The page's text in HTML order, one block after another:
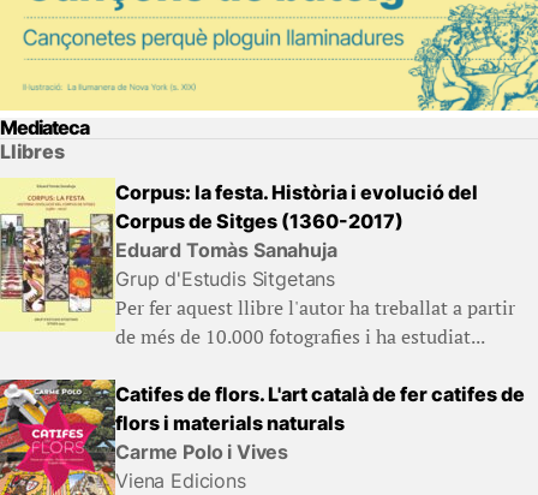
Mediateca
Llibres
Corpus: la festa. Història i evolució del
Corpus de Sitges (1360-2017)
Eduard Tomàs Sanahuja
Grup d'Estudis Sitgetans
Per fer aquest llibre l'autor ha treballat a partir
de més de 10.000 fotografies i ha estudiat...
Catifes de flors. L'art català de fer catifes de
flors i materials naturals
Carme Polo i Vives
Viena Edicions